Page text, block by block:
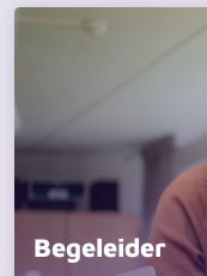
Begeleider